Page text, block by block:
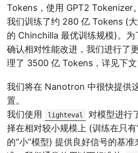
Tokens，使用 GPT2 Tokenizer
我们训练了约 280 亿 Tokens (
的 Chinchilla 最优训练规模)。
确认相对性能改进，我们进行了
理了 3500 亿 Tokens，详见下文
我们将在 Nanotron 中很快提供
置。
我们使用
lighteval
对模型进行
择在相对较小规模上 (训练在只
的“小”模型) 提供良好信号的基